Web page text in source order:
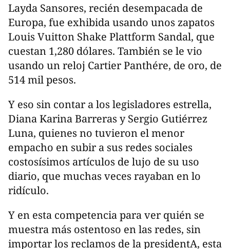
Layda Sansores, recién desempacada de
Europa, fue exhibida usando unos zapatos
Louis Vuitton Shake Plattform Sandal, que
cuestan 1,280 dólares. También se le vio
usando un reloj Cartier Panthére, de oro, de
514 mil pesos.
Y eso sin contar a los legisladores estrella,
Diana Karina Barreras y Sergio Gutiérrez
Luna, quienes no tuvieron el menor
empacho en subir a sus redes sociales
costosísimos artículos de lujo de su uso
diario, que muchas veces rayaban en lo
ridículo.
Y en esta competencia para ver quién se
muestra más ostentoso en las redes, sin
importar los reclamos de la presidentA, esta